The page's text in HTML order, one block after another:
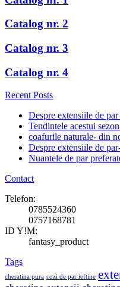
Catalog nr. 2
Catalog nr. 3
Catalog nr. 4
Recent Posts
Despre extensiile de
Tendintele acestui
coafurile naturale- din
Despre extensiile de
Nuantele de par
Contact
Telefon:
0785524360
0757168781
ID Y!M:
fantasy_product
Tags
cheratina pura cozi de par ieftine